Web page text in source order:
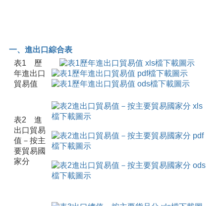
一、進出口綜合表
表1 歷
年進出口
貿易值
表2 進
出口貿易
值－按主
要貿易國
家分